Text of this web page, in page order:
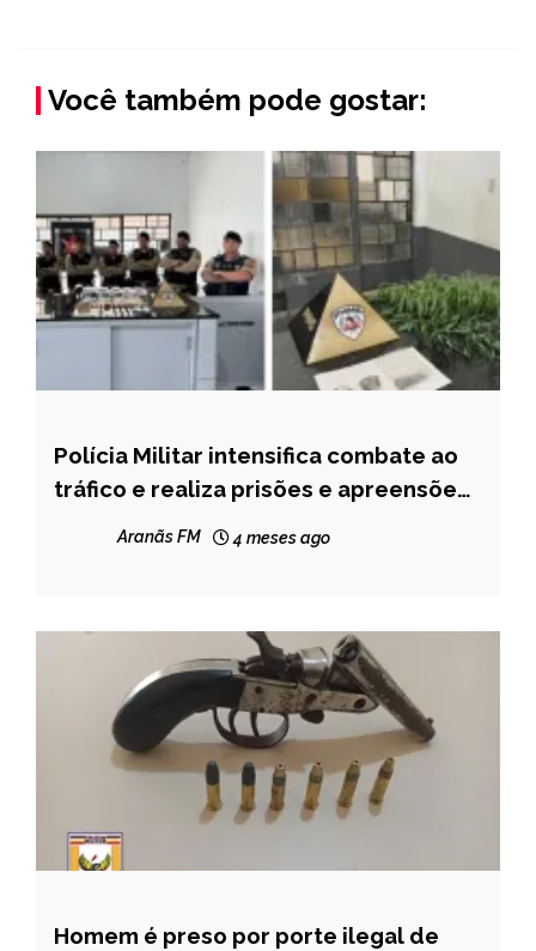
Você também pode gostar:
MINAS
GERAIS
NOTÍCIAS
Polícia Militar intensifica combate ao
tráfico e realiza prisões e apreensões
Aranãs FM 4 meses ago
CAPELINHA
Homem é preso por porte ilegal de